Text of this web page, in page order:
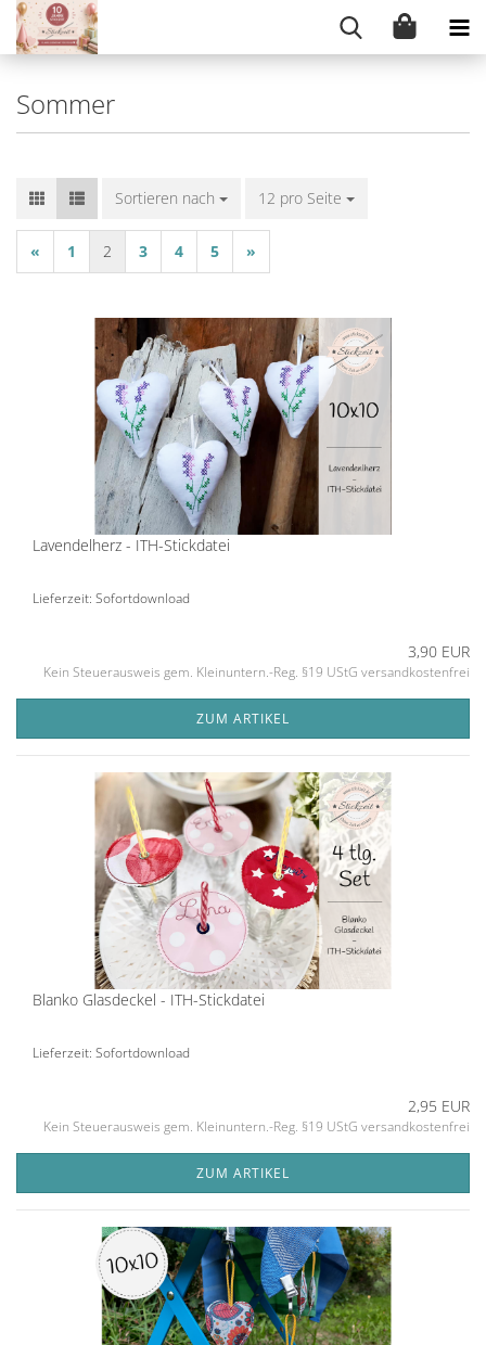
Sommer
Sortieren nach
Sortieren nach 12 pro Seite
pro Seite
« 1 2 3 4 5 »
Lavendelherz - ITH-Stickdatei
Lieferzeit: Sofortdownload
3,90 EUR
Kein Steuerausweis gem. Kleinuntern.-Reg. §19 UStG versandkostenfrei
ZUM ARTIKEL
Blanko Glasdeckel - ITH-Stickdatei
Lieferzeit: Sofortdownload
2,95 EUR
Kein Steuerausweis gem. Kleinuntern.-Reg. §19 UStG versandkostenfrei
ZUM ARTIKEL